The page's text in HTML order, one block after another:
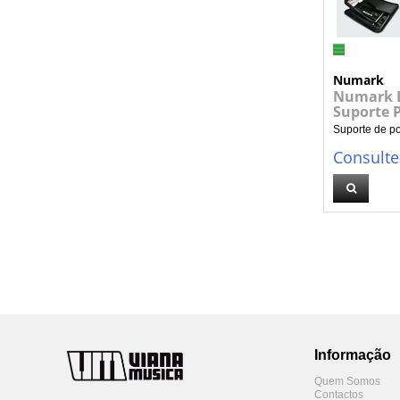
Numark
Numark
Suporte
Suporte de
Informação
Quem Somos
Contactos